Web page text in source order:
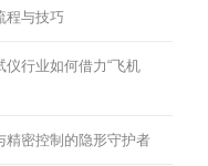
程与技巧
行业如何借力“飞机
精密控制的隐形守护者